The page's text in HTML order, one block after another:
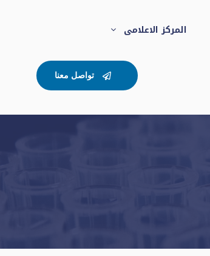
المركز الاعلامى
تواصل معنا